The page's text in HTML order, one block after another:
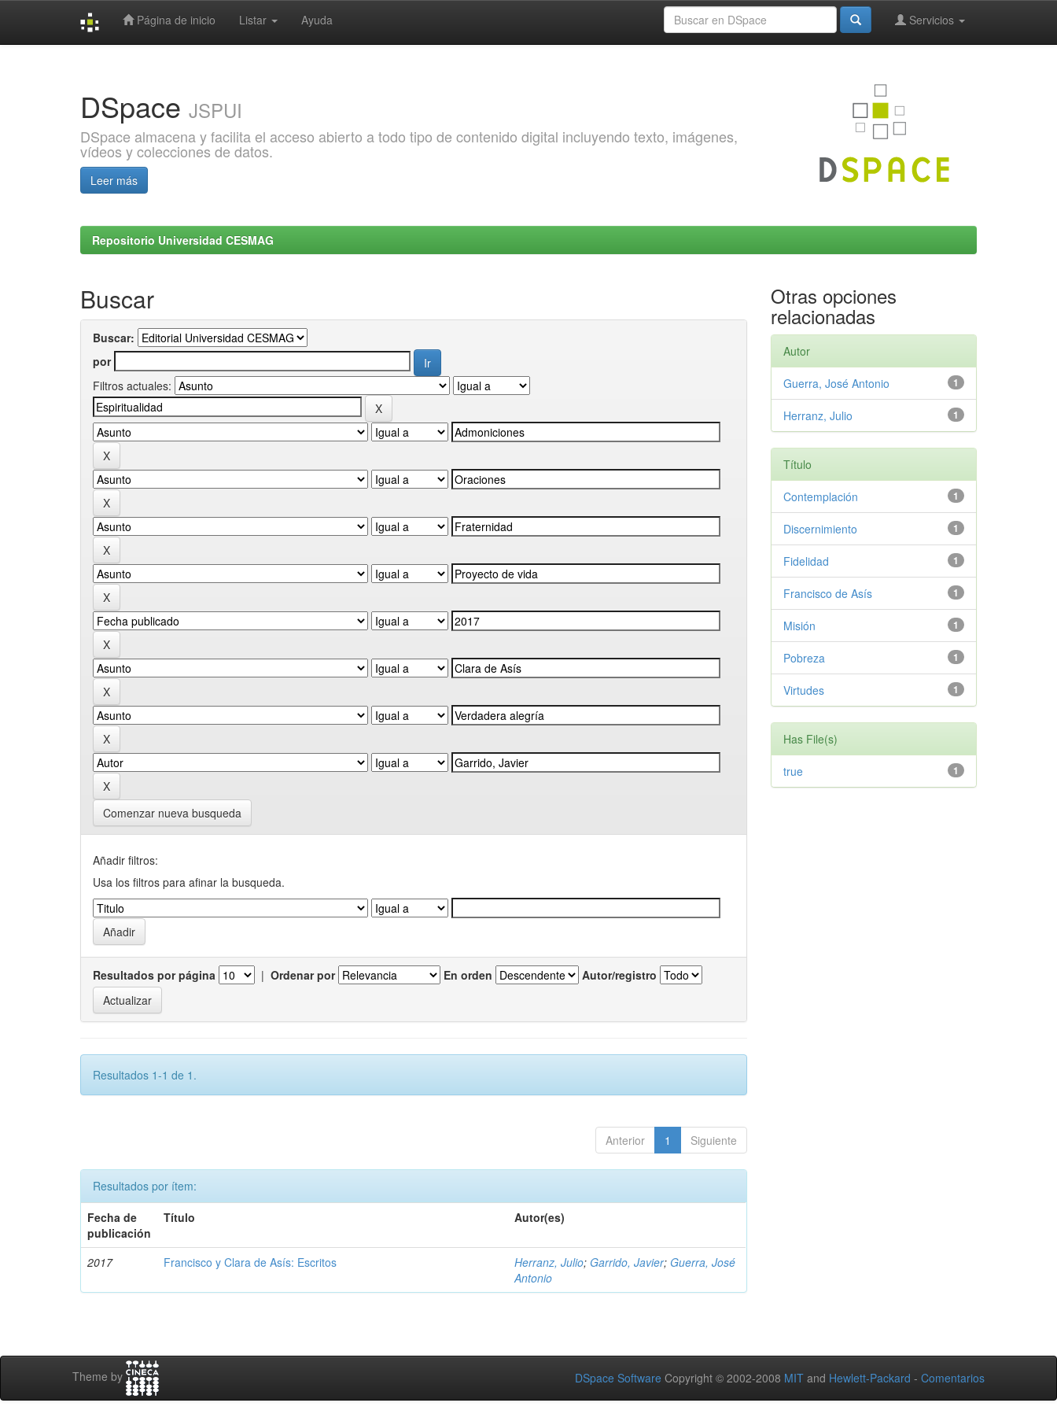
Página de inicio Listar Ayuda Servicios
DSpace JSPUI
DSpace almacena y facilita el acceso abierto a todo tipo de contenido digital incluyendo texto, imágenes,
vídeos y colecciones de datos.
Leer más
Repositorio Universidad CESMAG
Buscar
Buscar:
por
Filtros actuales:
Comenzar nueva busqueda
Añadir filtros:
Usa los filtros para afinar la busqueda.
Resultados por página | Ordenar por En orden Autor/registro
Resultados 1-1 de 1.
Anterior 1 Siguiente
Resultados por ítem:
Fecha de
publicación
Título Autor(es)
2017 Francisco y Clara de Asís: Escritos Herranz, Julio; Garrido, Javier; Guerra, José
Antonio
Otras opciones
relacionadas
Autor
1
Guerra, José Antonio
1
Herranz, Julio
Título
1
Contemplación
1
Discernimiento
1
Fidelidad
1
Francisco de Asís
1
Misión
1
Pobreza
1
Virtudes
Has File(s)
1
true
Theme by DSpace Software Copyright © 2002-2008 MIT and Hewlett-Packard - Comentarios